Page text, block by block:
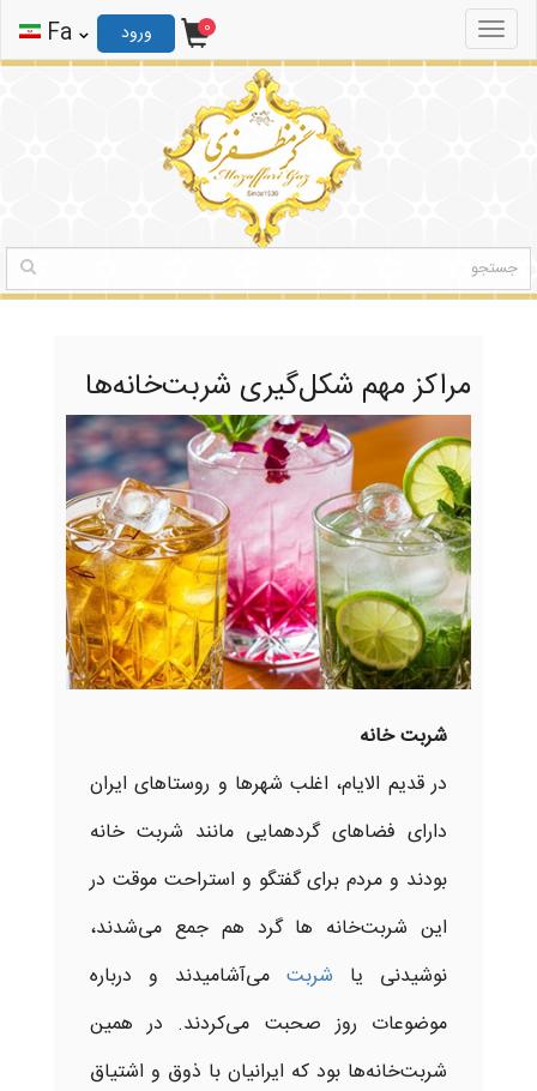
ورود ثبت نام
Toggle
navigation
0 ورود Fa
مراکز مهم شکل‌گیری شربت‌خانه‌ها
شربت خانه
در قدیم الایام، اغلب شهرها و روستاهای ایران
دارای فضاهای گردهمایی مانند شربت خانه‌
بودند و مردم برای گفتگو و استراحت موقت در
این شربت‌خانه‌ ها گرد هم جمع می‌شدند،
نوشیدنی یا شربت می‌آشامیدند و درباره
موضوعات روز صحبت می‌کردند. در همین
شربت‌خانه‌ها بود که ایرانیان با ذوق و اشتیاق